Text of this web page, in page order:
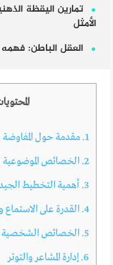
تمارين اليقظة
الأمثل
العقل الباطن: فهمه
1. مقدمة حول المفاوضة
2. الخصائص
3. أهمية التخطيط
4. القدرة على الاستماع
5. الخصائص الشخصية
6. إدارة المشاعر والتوتر